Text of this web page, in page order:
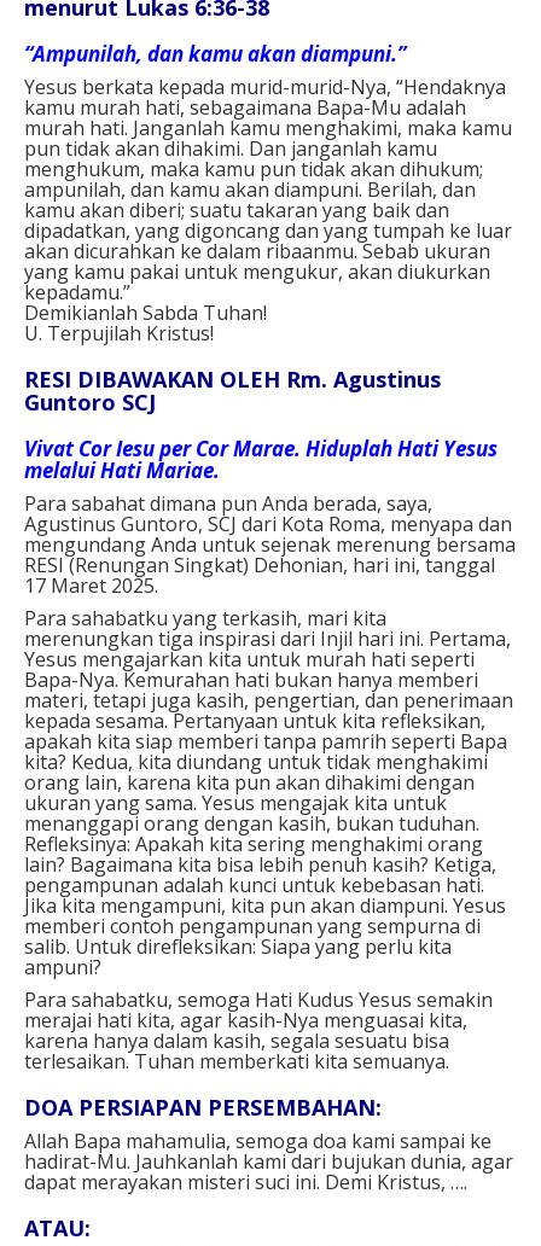
menurut Lukas 6:36-38
“Ampunilah, dan kamu akan diampuni.”
Yesus berkata kepada murid-murid-Nya, “Hendaknya
kamu murah hati, sebagaimana Bapa-Mu adalah
murah hati. Janganlah kamu menghakimi, maka kamu
pun tidak akan dihakimi. Dan janganlah kamu
menghukum, maka kamu pun tidak akan dihukum;
ampunilah, dan kamu akan diampuni. Berilah, dan
kamu akan diberi; suatu takaran yang baik dan
dipadatkan, yang digoncang dan yang tumpah ke luar
akan dicurahkan ke dalam ribaanmu. Sebab ukuran
yang kamu pakai untuk mengukur, akan diukurkan
kepadamu.”
Demikianlah Sabda Tuhan!
U. Terpujilah Kristus!
RESI DIBAWAKAN OLEH Rm. Agustinus
Guntoro SCJ
Vivat Cor Iesu per Cor Marae. Hiduplah Hati Yesus
melalui Hati Mariae.
Para sabahat dimana pun Anda berada, saya,
Agustinus Guntoro, SCJ dari Kota Roma, menyapa dan
mengundang Anda untuk sejenak merenung bersama
RESI (Renungan Singkat) Dehonian, hari ini, tanggal
17 Maret 2025.
Para sahabatku yang terkasih, mari kita
merenungkan tiga inspirasi dari Injil hari ini. Pertama,
Yesus mengajarkan kita untuk murah hati seperti
Bapa-Nya. Kemurahan hati bukan hanya memberi
materi, tetapi juga kasih, pengertian, dan penerimaan
kepada sesama. Pertanyaan untuk kita refleksikan,
apakah kita siap memberi tanpa pamrih seperti Bapa
kita? Kedua, kita diundang untuk tidak menghakimi
orang lain, karena kita pun akan dihakimi dengan
ukuran yang sama. Yesus mengajak kita untuk
menanggapi orang dengan kasih, bukan tuduhan.
Refleksinya: Apakah kita sering menghakimi orang
lain? Bagaimana kita bisa lebih penuh kasih? Ketiga,
pengampunan adalah kunci untuk kebebasan hati.
Jika kita mengampuni, kita pun akan diampuni. Yesus
memberi contoh pengampunan yang sempurna di
salib. Untuk direfleksikan: Siapa yang perlu kita
ampuni?
Para sahabatku, semoga Hati Kudus Yesus semakin
merajai hati kita, agar kasih-Nya menguasai kita,
karena hanya dalam kasih, segala sesuatu bisa
terlesaikan. Tuhan memberkati kita semuanya.
DOA PERSIAPAN PERSEMBAHAN⁣:
Allah Bapa mahamulia, semoga doa kami sampai ke
hadirat-Mu. Jauhkanlah kami dari bujukan dunia, agar
dapat merayakan misteri suci ini. Demi Kristus, ….⁣⁣
ATAU⁣: